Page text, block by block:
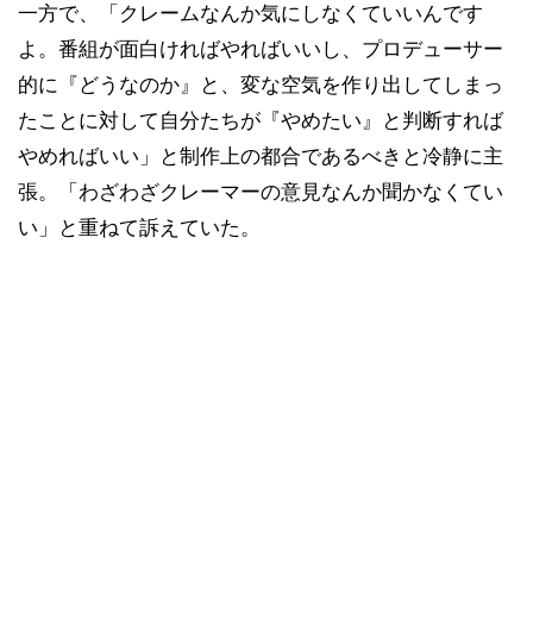
一方で、「クレームなんか気にしなくていいんです
よ。番組が面白ければやればいいし、プロデューサー
的に『どうなのか』と、変な空気を作り出してしまっ
たことに対して自分たちが『やめたい』と判断すれば
やめればいい」と制作上の都合であるべきと冷静に主
張。「わざわざクレーマーの意見なんか聞かなくてい
い」と重ねて訴えていた。